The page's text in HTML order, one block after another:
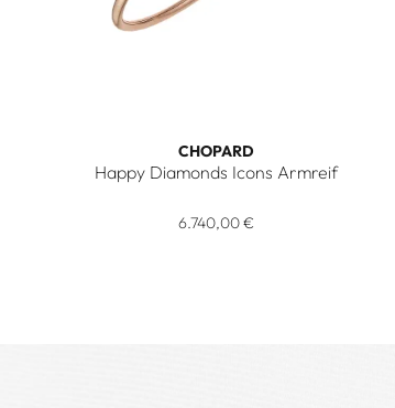
CHOPARD
Happy Diamonds Icons Armreif
6.740,00 €